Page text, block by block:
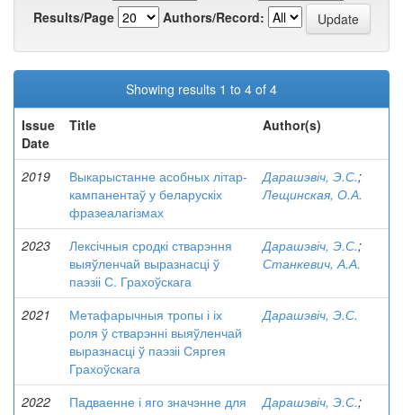
Results/Page
Authors/Record:
Showing results 1 to 4 of 4
Issue
Date
Title Author(s)
2019
Выкарыстанне асобных літар-
кампанентаў у беларускіх
фразеалагізмах
Дарашэвіч, Э.С.;
Лещинская, О.А.
2023
Лексічныя сродкі стварэння
выяўленчай выразнасці ў
паэзіі С. Грахоўскага
Дарашэвіч, Э.С.;
Станкевич, А.А.
2021
Метафарычныя тропы і іх
роля ў стварэнні выяўленчай
выразнасці ў паэзіі Сяргея
Грахоўскага
Дарашэвіч, Э.С.
2022
Падваенне і яго значэнне для
Дарашэвіч, Э.С.;